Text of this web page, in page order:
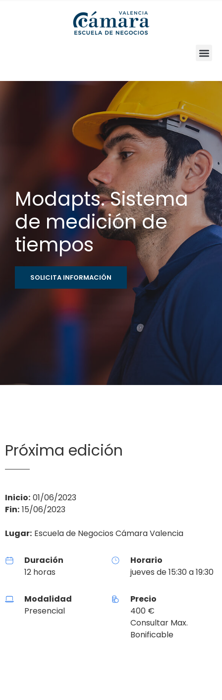
SOLICITA INFORMACIÓN
Modapts. Sistema
de medición de
tiempos
SOLICITA INFORMACIÓN
Próxima edición
Inicio: 01/06/2023
Fin: 15/06/2023
Lugar: Escuela de Negocios Cámara Valencia
Duración
12 horas
Horario
jueves de 15:30 a 19:30
Modalidad
Presencial
Precio
400 €
Consultar Max.
Bonificable